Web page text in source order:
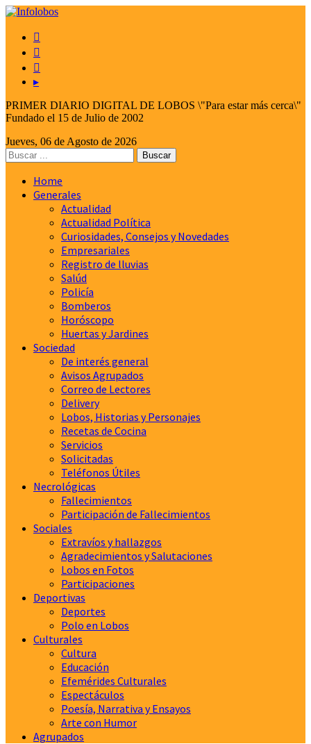



▸
PRIMER DIARIO DIGITAL DE LOBOS \"Para estar más cerca\"
Fundado el 15 de Julio de 2002
Jueves, 06 de Agosto de 2026
Home
Generales
Actualidad
Actualidad Política
Curiosidades, Consejos y Novedades
Empresariales
Registro de lluvias
Salúd
Policía
Bomberos
Horóscopo
Huertas y Jardines
Sociedad
De interés general
Avisos Agrupados
Correo de Lectores
Delivery
Lobos, Historias y Personajes
Recetas de Cocina
Servicios
Solicitadas
Teléfonos Útiles
Necrológicas
Fallecimientos
Participación de Fallecimientos
Sociales
Extravíos y hallazgos
Agradecimientos y Salutaciones
Lobos en Fotos
Participaciones
Deportivas
Deportes
Polo en Lobos
Culturales
Cultura
Educación
Efemérides Culturales
Espectáculos
Poesía, Narrativa y Ensayos
Arte con Humor
Agrupados